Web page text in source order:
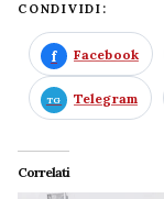
CONDIVIDI:
Facebook
Telegram
Correlati